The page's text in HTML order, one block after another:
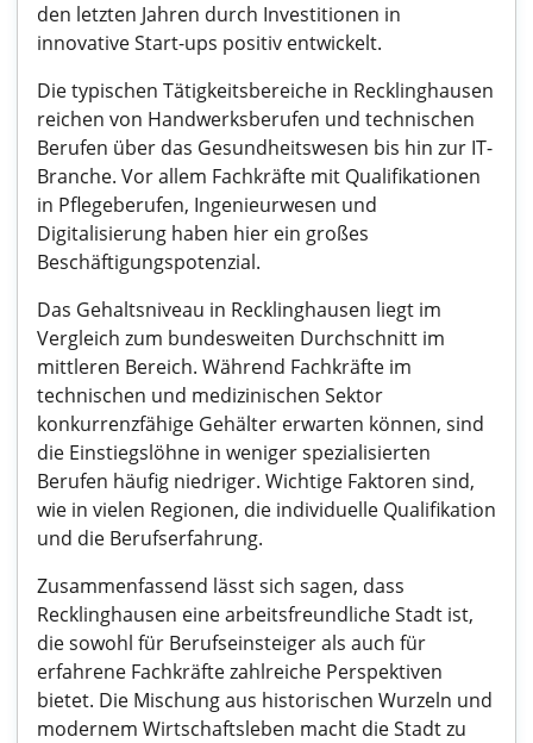
den letzten Jahren durch Investitionen in
innovative Start-ups positiv entwickelt.
Die typischen Tätigkeitsbereiche in Recklinghausen
reichen von Handwerksberufen und technischen
Berufen über das Gesundheitswesen bis hin zur IT-
Branche. Vor allem Fachkräfte mit Qualifikationen
in Pflegeberufen, Ingenieurwesen und
Digitalisierung haben hier ein großes
Beschäftigungspotenzial.
Das Gehaltsniveau in Recklinghausen liegt im
Vergleich zum bundesweiten Durchschnitt im
mittleren Bereich. Während Fachkräfte im
technischen und medizinischen Sektor
konkurrenzfähige Gehälter erwarten können, sind
die Einstiegslöhne in weniger spezialisierten
Berufen häufig niedriger. Wichtige Faktoren sind,
wie in vielen Regionen, die individuelle Qualifikation
und die Berufserfahrung.
Zusammenfassend lässt sich sagen, dass
Recklinghausen eine arbeitsfreundliche Stadt ist,
die sowohl für Berufseinsteiger als auch für
erfahrene Fachkräfte zahlreiche Perspektiven
bietet. Die Mischung aus historischen Wurzeln und
modernem Wirtschaftsleben macht die Stadt zu